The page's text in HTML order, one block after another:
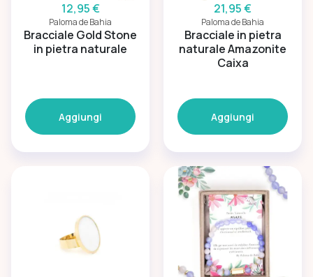
12,95 €
Paloma de Bahia
Bracciale Gold Stone
in pietra naturale
Aggiungi
21,95 €
Paloma de Bahia
Bracciale in pietra
naturale Amazonite
Caixa
Aggiungi